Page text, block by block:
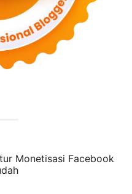
Monetisasi Facebook